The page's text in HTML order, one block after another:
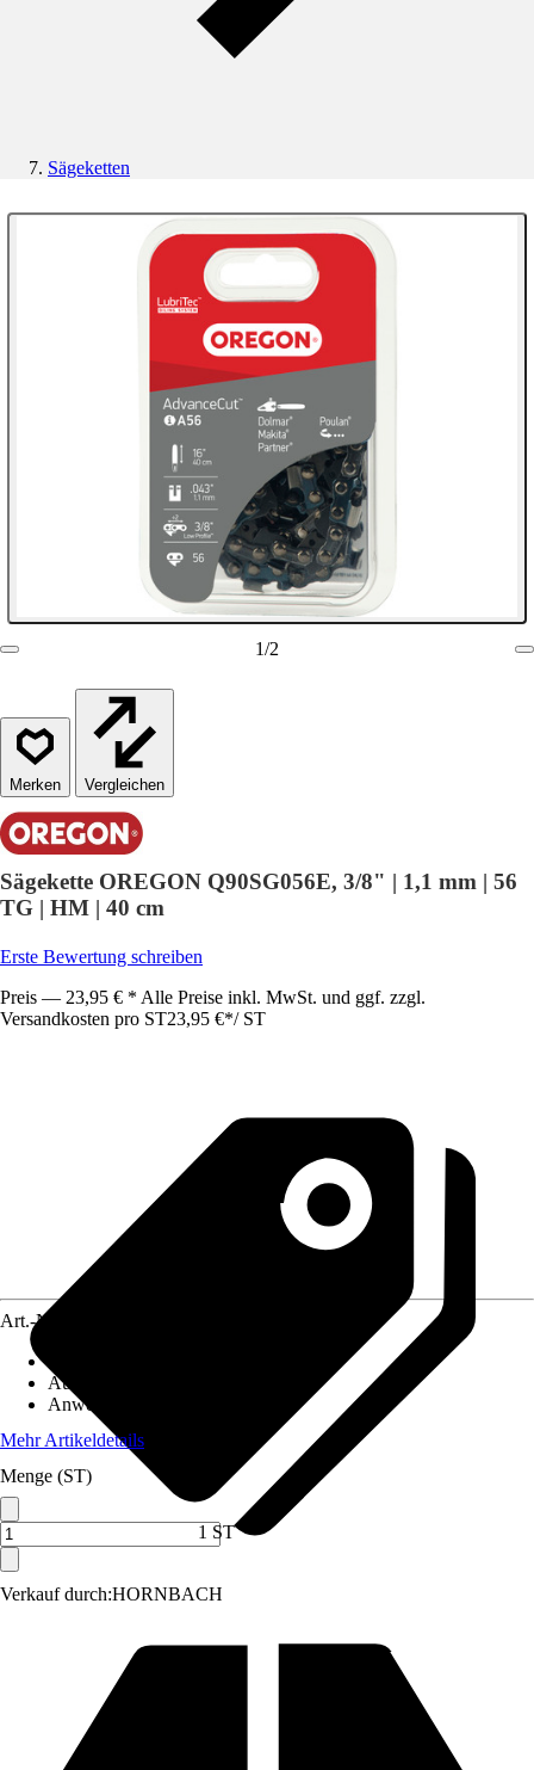
Sägeketten
1/2
Vergleichen
Sägekette OREGON Q90SG056E, 3/8" | 1,1 mm | 56
TG | HM | 40 cm
Erste Bewertung schreiben
Preis — 23,95 € * Alle Preise inkl. MwSt. und ggf. zzgl.
Versandkosten pro ST23,95 €*/ ST
Verkauf durch:HORNBACH
Art.-Nr.
Ausführung
Anwendungsbereich
Mehr Artikeldetails
Menge (ST)
1 ST